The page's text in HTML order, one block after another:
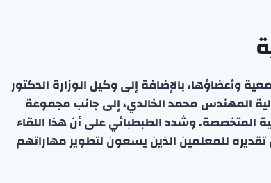
وأعضاؤها، بالإضافة إلى وكيل الوزارة الدكتور
المهندس محمد الخالدي، إلى جانب مجموعة
المتخصصة. وشدد الطبطبائي على أن هذا اللقاء
للمعلمين الذين يسعون لتطوير مهاراتهم